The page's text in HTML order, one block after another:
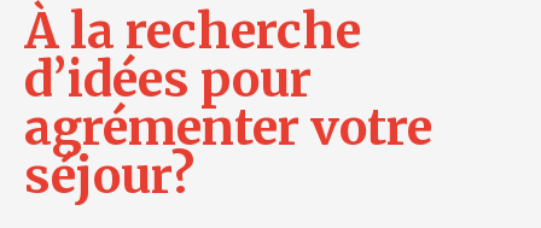
À la recherche
d’idées pour
agrémenter votre
séjour?